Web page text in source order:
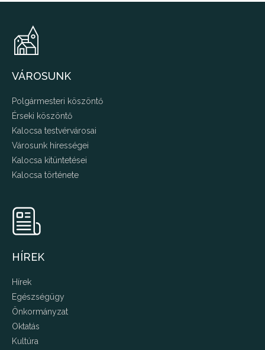
VÁROSUNK
Polgármesteri köszöntő
Érseki köszöntő
Kalocsa testvérvárosai
Városunk hírességei
Kalocsa kitüntetései
Kalocsa története
HÍREK
Hírek
Egészségügy
Önkormányzat
Oktatás
Kultúra